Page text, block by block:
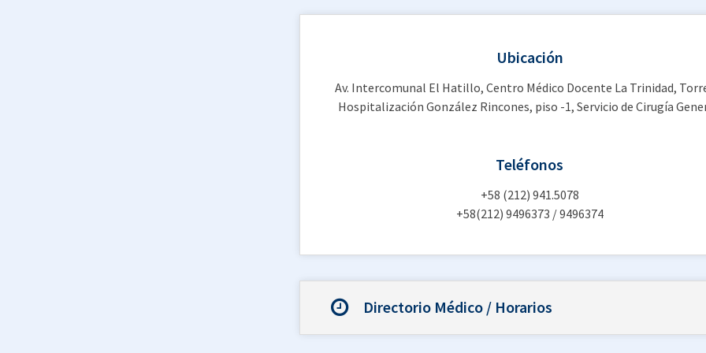
Ubicación
Av. Intercomunal El Hatillo, Centro Médico Docente La Trinidad,
Hospitalización González Rincones, piso -1, Servicio de Cirugía
Teléfonos
+58 (212) 941.5078
+58(212) 9496373 / 9496374
Directorio Médico / Horarios